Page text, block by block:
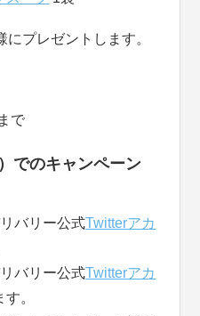
にプレゼントします。
で
でのキャンペーン
バリー公式Twitterアカ
バリー公式Twitterアカ
。